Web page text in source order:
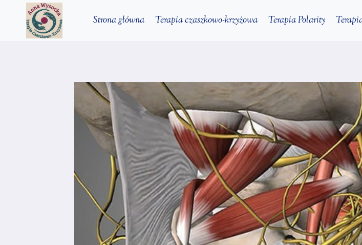
Strona główna Terapia czaszkowo-krzyżowa Terapia Polarity